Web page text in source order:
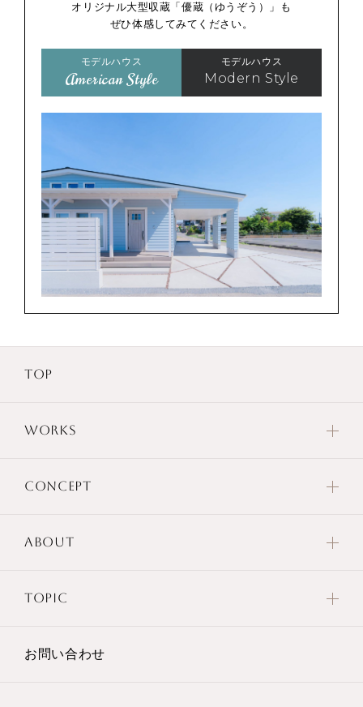
オリジナル大型収蔵「優蔵（ゆうぞう）」も
ぜひ体感してみてください。
モデルハウス
American Style
モデルハウス
Modern Style
TOP
WORKS
CONCEPT
ABOUT
TOPIC
お問い合わせ